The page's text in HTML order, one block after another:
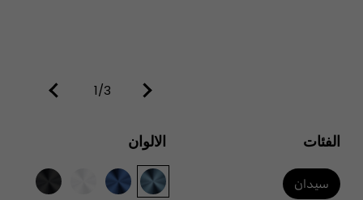
1/3
الفئات
سيدان
الالوان